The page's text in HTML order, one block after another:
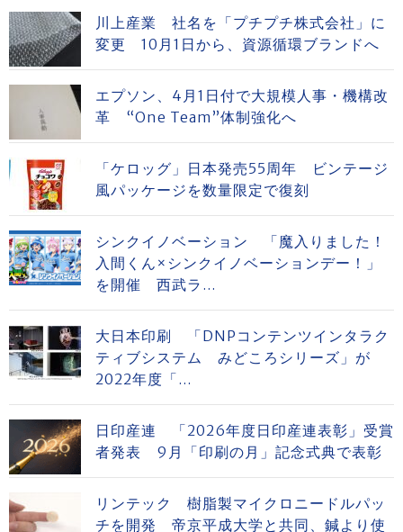
川上産業 社名を「プチプチ株式会社」に
変更 10月1日から、資源循環ブランドへ
エプソン、4月1日付で大規模人事・機構改
革 “One Team”体制強化へ
「ケロッグ」日本発売55周年 ビンテージ
風パッケージを数量限定で復刻
シンクイノベーション 「魔入りました！
入間くん×シンクイノベーションデー！」
を開催 西武ラ...
大日本印刷 「DNPコンテンツインタラク
ティブシステム みどころシリーズ」が
2022年度「...
日印産連 「2026年度日印産連表彰」受賞
者発表 9月「印刷の月」記念式典で表彰
リンテック 樹脂製マイクロニードルパッ
チを開発 帝京平成大学と共同、鍼より使